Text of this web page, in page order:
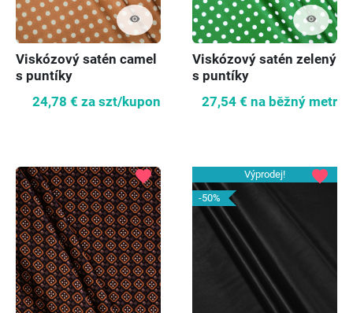
visibility
Viskózový satén camel
s puntíky
24,78 € za szt/kupon
visibility
Viskózový satén zelený
s puntíky
27,54 € na běžný metr
favorite
Výprodej!
-50%
favorite